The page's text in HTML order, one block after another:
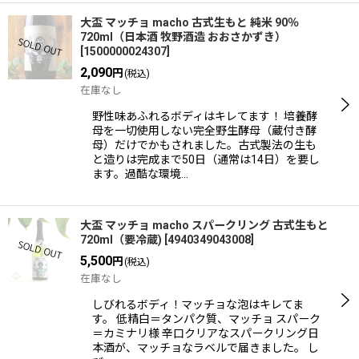
大盃 マッチョ macho 古式生もと 純米 90％
720ml（日本酒 牧野酒造 おおさかずき）
1500000024307
2,090円 (税込)
在庫なし
野性味あふれるボディはキレてます！ 培養酵
母を一切使用しない完全野生酵母（蔵付き酵
母）だけでかもされました。古式製法の生も
と造りは完成まで50日（通常は14日）を要し
ます。過酷な環境…
大盃 マッチョ macho スパークリング 古式生もと
720ml（要冷蔵) 4940349043008
5,500円 (税込)
在庫なし
しびれるボディ！マッチョな泡はキレてま
す。 低精白＝タンパク質、マッチョ スパーク
＝カミナリ様 辛口クリアなスパークリング日
本酒が、マッチョなラベルで届きました。 し